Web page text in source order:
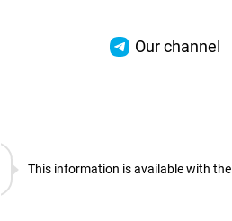
Our channel
This information is available with the
06.08.2026
EURO